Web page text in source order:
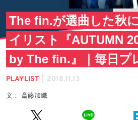
The fin.が選曲した秋
イリスト『AUTUMN
by The fin.』｜毎日プ
PLAYLIST 2018.11.13
文： 斎藤加織